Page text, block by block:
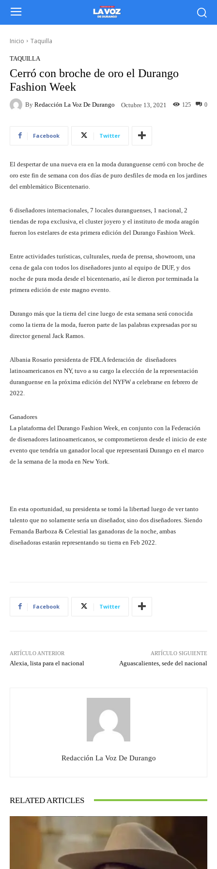
Inicio Taquilla
TAQUILLA
Cerró con broche de oro el Durango
Fashion Week
By Redacción La Voz De Durango Octubre 13, 2021 0
125
Facebook Twitter
El despertar de una nueva era en la moda duranguense cerró con broche de
oro este fin de semana con dos días de puro desfiles de moda en los jardines
del emblemático Bicentenario.
6 diseñadores internacionales, 7 locales duranguenses, 1 nacional, 2
tiendas de ropa exclusiva, el cluster joyero y el instituto de moda aragón
fueron los estelares de esta primera edición del Durango Fashion Week.
Entre actividades turísticas, culturales, rueda de prensa, showroom, una
cena de gala con todos los diseñadores junto al equipo de DUF, y dos
noche de pura moda desde el bicentenario, así le dieron por terminada la
primera edición de este magno evento.
Durango más que la tierra del cine luego de esta semana será conocida
como la tierra de la moda, fueron parte de las palabras expresadas por su
director general Jack Ramos.
Albania Rosario presidenta de FDLA federación de diseñadores
latinoamericanos en NY, tuvo a su cargo la elección de la representación
duranguense en la próxima edición del NYFW a celebrarse en febrero de
2022.
Ganadores
La plataforma del Durango Fashion Week, en conjunto con la Federación
de disenadores latinoamericanos, se comprometieron desde el inicio de este
evento que tendría un ganador local que representará Durango en el marco
de la semana de la moda en New York.
En esta oportunidad, su presidenta se tomó la libertad luego de ver tanto
talento que no solamente sería un diseñador, sino dos diseñadores. Siendo
Fernanda Barboza & Celestial las ganadoras de la noche, ambas
diseñadoras estarán representando su tierra en Feb 2022.
Facebook Twitter
ARTÍCULO ANTERIOR
Alexia, lista para el nacional
ARTÍCULO SIGUIENTE
Aguascalientes, sede del nacional
Redacción La Voz De Durango
RELATED ARTICLES